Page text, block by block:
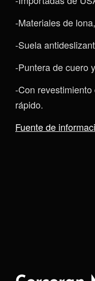
-Materiales de
-Suela
-Puntera de cuero
-Con
rápido.
Fuente de